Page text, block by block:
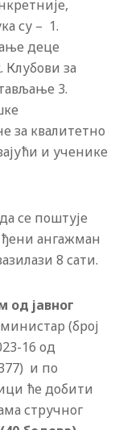
су – 1.
деце
Клубови за
3.
за квалитетно
и ученике
се поштује
ангажман
8 сати.
од јавног
(број
16 од
и по
ће добити
стручног